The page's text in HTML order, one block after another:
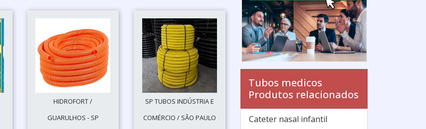
HIDROFORT /
GUARULHOS - SP
SP TUBOS INDÚSTRIA E
COMÉRCIO / SÃO PAULO
Tubos medicos
Produtos relacionados
Cateter nasal infantil